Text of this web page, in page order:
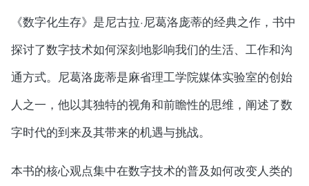
《数字化生存》是尼古拉·尼葛洛庞蒂的经典之作，书中
探讨了数字技术如何深刻地影响我们的生活、工作和沟
通方式。尼葛洛庞蒂是麻省理工学院媒体实验室的创始
人之一，他以其独特的视角和前瞻性的思维，阐述了数
字时代的到来及其带来的机遇与挑战。
本书的核心观点集中在数字技术的普及如何改变人类的